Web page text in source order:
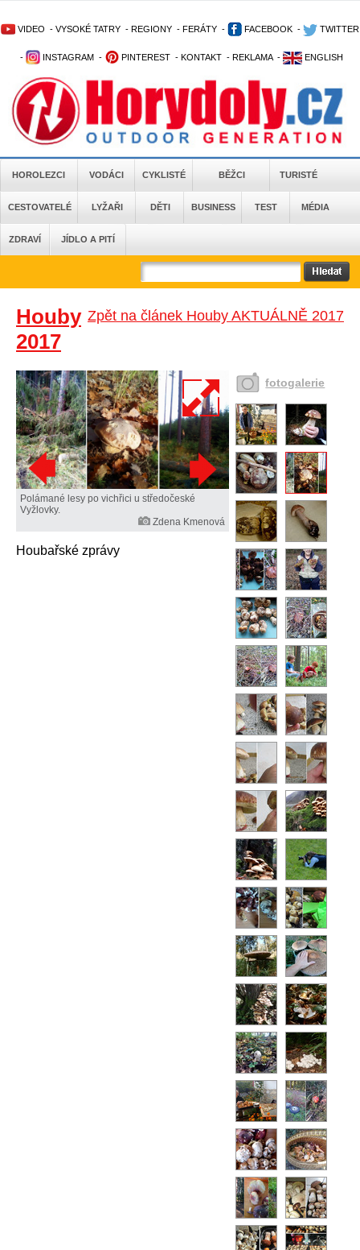
VIDEO - VYSOKÉ TATRY - REGIONY - FERÁTY - FACEBOOK - TWITTER
- INSTAGRAM - PINTEREST - KONTAKT - REKLAMA - ENGLISH
HOROLEZCI VODÁCI CYKLISTÉ BĚŽCI TURISTÉ
CESTOVATELÉ LYŽAŘI DĚTI BUSINESS TEST MÉDIA
ZDRAVÍ JÍDLO A PITÍ
Zpět na článek Houby AKTUÁLNĚ 2017
Houby
2017
Polámané lesy po vichřici u středočeské
Vyžlovky.
Zdena Kmenová
Houbařské zprávy
fotogalerie